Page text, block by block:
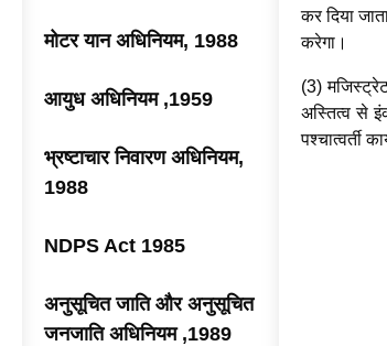
मोटर यान अधिनियम, 1988
आयुध अधिनियम ,1959
भ्रष्टाचार निवारण अधिनियम,
1988
NDPS Act 1985
अनुसूचित जाति और अनुसूचित
जनजाति अधिनियम ,1989
कर दिया
करेगा।
(3)
अस्तित्व से
पश्चात्वर्ती